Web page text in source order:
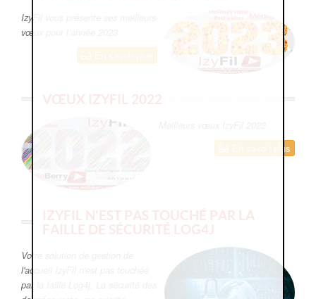
IzyFil vous présente ses meilleurs
vœux pour l’année 2023
VŒUX IZYFIL 2022
En savoir plus
IZYFIL N'EST PAS TOUCHÉ PAR LA
FAILLE DE SÉCURITÉ LOG4J
Votre solution de gestion de
l'accueil IzyFil n'est pas touchée
par la faille Log4j. La sécurité des